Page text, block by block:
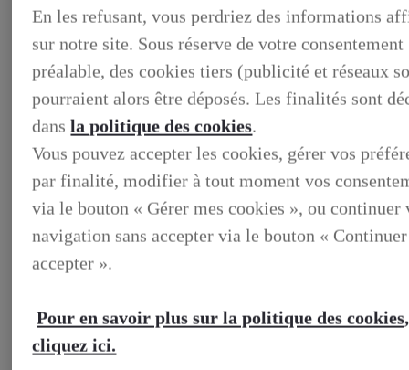
BUSINESS
DECOUVREZ NOS SOLUTIONS DEDIEES AUX
BUSINESS, DECOUVREZ NOS SOLUTIONS DEDIEES
ENTRETIEN & REPARATION
En les refusant, vous perdriez des informations
sur notre site. Sous réserve de votre consentement
préalable, des cookies tiers (publicité et réseaux
pourraient alors être déposés. Les finalités sont
dansla politique des cookies.
Vous pouvez accepter les cookies, gérer vos
par finalité, modifier à tout moment vos
via le bouton « Gérer mes cookies », ou continuer
navigation sans accepter via le bouton « Continuer
accepter ».
Pour en savoir plus sur la politique des cookies,
cliquez ici.